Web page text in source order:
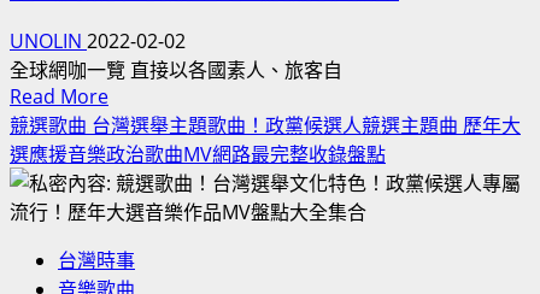
目
錄！
2022
縣
市
長
選
舉
新
題
看
台
灣
中
國
媒
體
盲
點！
UNOLIN 2022-02-02
全球網咖一覽 直接以各國素人、旅客自
Read MoreRead
more
about
網
咖
全
競選歌曲 台灣選舉主題歌曲！政黨候選人競選主題曲 歷年大
選應援音樂政治歌曲MV網路最完整收錄盤點
台灣時事
音樂歌曲